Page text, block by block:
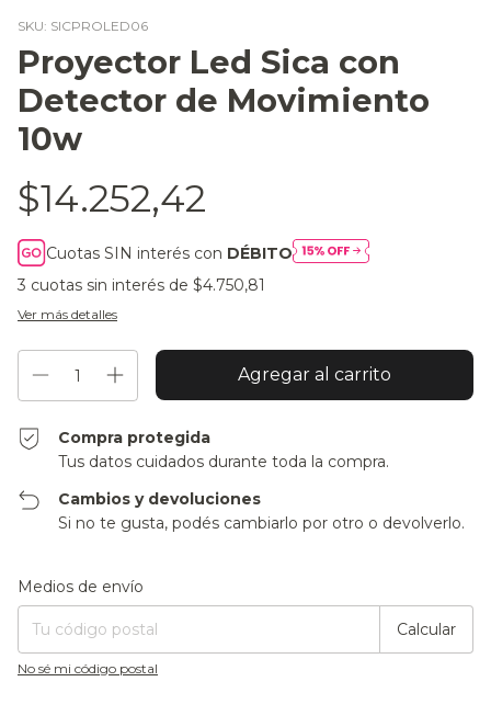
SKU: SICPROLED06
Proyector Led Sica con
Detector de Movimiento
10w
$14.252,42
Cuotas SIN interés con DÉBITO
3 cuotas sin interés de $4.750,81
Ver más detalles
Compra protegida
Tus datos cuidados durante toda la compra.
Cambios y devoluciones
Si no te gusta, podés cambiarlo por otro o devolverlo.
Entregas para el CP:
Medios de envío
Calcular
No sé mi código postal